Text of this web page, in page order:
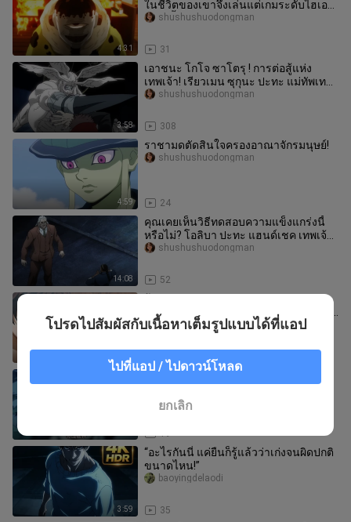
4:31
ในชีวิตของเขาจึงเล่นแต่เกมระดับไฮเอน
ด์เท่านั้น!
31
shushushuodongman
3:58
เอาชนะ โกโจ ซาโตรุ ! การต่อสู้แห่ง
เทพเจ้า! เรียวเมน ซุกุนะ ปะทะ แม่ทัพเทพ
โมคุระผู้ถือดาบแปดเล่ม!
308
shushushuodongman
4:59
ราชามดตัดสินใจครองอาณาจักรมนุษย์!
24
shushushuodongman
14:08
คุณเคยเห็นวิธีทดสอบความแข็งแกร่งนี้
หรือไม่? โอลิบา ปะทะ แฮนด์เชค เทพเจ้า
แห่งสงคราม!
52
shushushuodongman
ผู้ชายมักจินตนาการว่าร่างกายของพวก
เขาเป็นเหมือนแส้! ดู Ryū Ryūko vs. Saba
ได้ในครั้งเดียว!
118
shushushuodongman
อิทาโดริและนานามิร่วมทัพต่อสู้กับศัตรู
19
shushushuodongman
3:59
“อะไรกันนี่ แค่ยืนก็รู้แล้วว่าเก่งจนผิดปกติ
ขนาดไหน!”
35
baoyingdelaodi
โปรดไปสัมผัสกับเนื้อหาเต็มรูปแบบได้ที่แอป
ไปที่แอป / ไปดาวน์โหลด
ยกเลิก